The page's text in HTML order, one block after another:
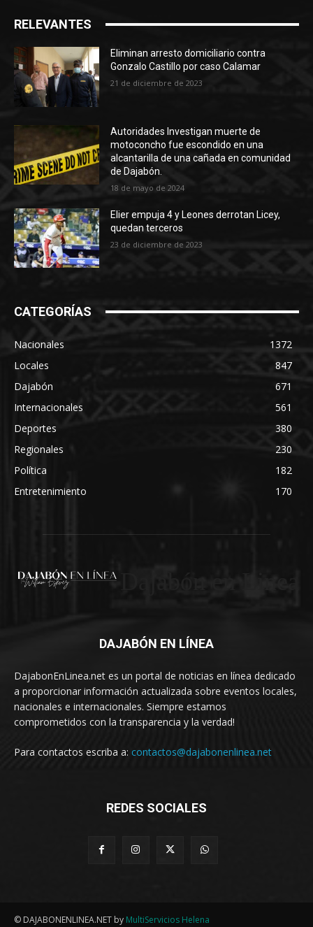
RELEVANTES
Eliminan arresto domiciliario contra
Gonzalo Castillo por caso Calamar
21 de diciembre de 2023
Autoridades Investigan muerte de
motoconcho fue escondido en una
alcantarilla de una cañada en comunidad
de Dajabón.
18 de mayo de 2024
Elier empuja 4 y Leones derrotan Licey,
quedan terceros
23 de diciembre de 2023
CATEGORÍAS
Nacionales
1372
Locales
847
Dajabón
671
Internacionales
561
Deportes
380
Regionales
230
Política
182
Entretenimiento
170
DAJABÓN EN LÍNEA
DajabonEnLinea.net es un portal de noticias en línea dedicado
a proporcionar información actualizada sobre eventos locales,
nacionales e internacionales. Siempre estamos
comprometidos con la transparencia y la verdad!
Para contactos escriba a: contactos@dajabonenlinea.net
REDES SOCIALES
© DAJABONENLINEA.NET by MultiServicios Helena